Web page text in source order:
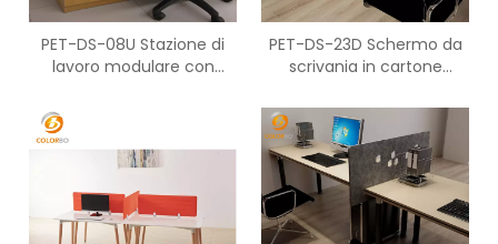
PET-DS-08U Stazione di
lavoro modulare con
due persone di Ccreen
PET-DS-23D Schermo da
scrivania in cartone